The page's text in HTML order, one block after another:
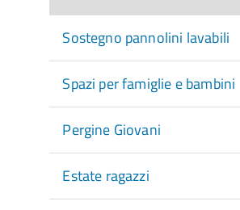
Sostegno pannolini lavabili
Spazi per famiglie e bambini
Pergine Giovani
Estate ragazzi